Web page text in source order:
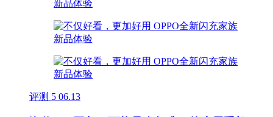
评测 5 06.13